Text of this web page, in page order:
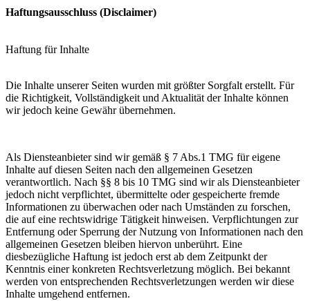
Haftungsausschluss (Disclaimer)
Haftung für Inhalte
Die Inhalte unserer Seiten wurden mit größter Sorgfalt erstellt. Für
die Richtigkeit, Vollständigkeit und Aktualität der Inhalte können
wir jedoch keine Gewähr übernehmen.
Als Diensteanbieter sind wir gemäß § 7 Abs.1 TMG für eigene
Inhalte auf diesen Seiten nach den allgemeinen Gesetzen
verantwortlich. Nach §§ 8 bis 10 TMG sind wir als Diensteanbieter
jedoch nicht verpflichtet, übermittelte oder gespeicherte fremde
Informationen zu überwachen oder nach Umständen zu forschen,
die auf eine rechtswidrige Tätigkeit hinweisen. Verpflichtungen zur
Entfernung oder Sperrung der Nutzung von Informationen nach den
allgemeinen Gesetzen bleiben hiervon unberührt. Eine
diesbezügliche Haftung ist jedoch erst ab dem Zeitpunkt der
Kenntnis einer konkreten Rechtsverletzung möglich. Bei bekannt
werden von entsprechenden Rechtsverletzungen werden wir diese
Inhalte umgehend entfernen.